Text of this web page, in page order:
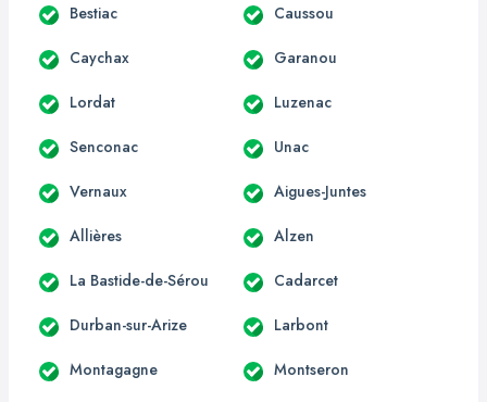
Bestiac Caussou
Caychax Garanou
Lordat Luzenac
Senconac Unac
Vernaux Aigues-Juntes
Allières Alzen
La Bastide-de-Sérou Cadarcet
Durban-sur-Arize Larbont
Montagagne Montseron